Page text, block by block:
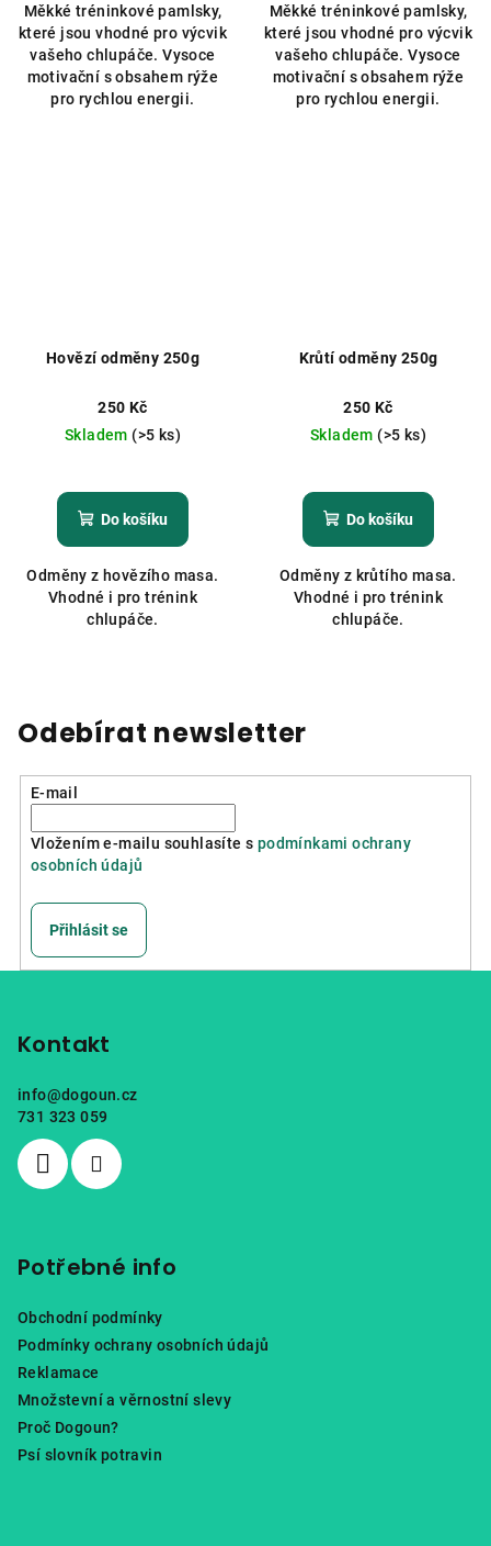
z
5
hvězdiček.
Měkké tréninkové pamlsky,
které jsou vhodné pro výcvik
vašeho chlupáče. Vysoce
motivační s obsahem rýže
pro rychlou energii.
Měkké tréninkové pamlsky,
které jsou vhodné pro výcvik
vašeho chlupáče. Vysoce
motivační s obsahem rýže
pro rychlou energii.
Hovězí odměny 250g
250 Kč
Skladem (>5 ks)
Do košíku
Odměny z hovězího masa.
Vhodné i pro trénink
chlupáče.
Krůtí odměny 250g
250 Kč
Skladem (>5 ks)
Do košíku
Odměny z krůtího masa.
Vhodné i pro trénink
chlupáče.
Odebírat newsletter
E-mail
Vložením e-mailu souhlasíte s podmínkami ochrany
osobních údajů
Přihlásit se
Kontakt
info@dogoun.cz
731 323 059
Potřebné info
Obchodní podmínky
Podmínky ochrany osobních údajů
Reklamace
Množstevní a věrnostní slevy
Proč Dogoun?
Psí slovník potravin